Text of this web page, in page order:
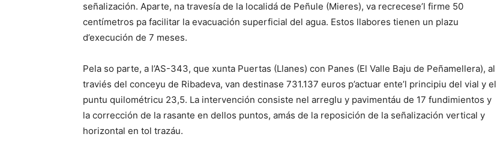
señalización. Aparte, na travesía de la localidá de Peñule (Mieres), va recrecese’l firme 50
centímetros pa facilitar la evacuación superficial del agua. Estos llabores tienen un plazu
d’execución de 7 meses.
Pela so parte, a l’AS-343, que xunta Puertas (Llanes) con Panes (El Valle Baju de Peñamellera), al
traviés del conceyu de Ribadeva, van destinase 731.137 euros p’actuar ente’l principiu del vial y el
puntu quilométricu 23,5. La intervención consiste nel arreglu y pavimentáu de 17 fundimientos y
la corrección de la rasante en dellos puntos, amás de la reposición de la señalización vertical y
horizontal en tol trazáu.